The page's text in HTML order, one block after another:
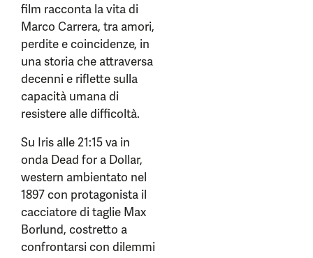
film racconta la vita di
Marco Carrera, tra amori,
perdite e coincidenze, in
una storia che attraversa
decenni e riflette sulla
capacità umana di
resistere alle difficoltà.
Su Iris alle 21:15 va in
onda Dead for a Dollar,
western ambientato nel
1897 con protagonista il
cacciatore di taglie Max
Borlund, costretto a
confrontarsi con dilemmi